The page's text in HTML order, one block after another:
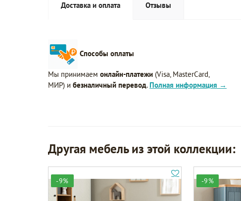
Доставка и оплата Отзывы
Способы оплаты
Мы принимаем онлайн-платежи (Visa, MasterCard,
МИР) и безналичный перевод. Полная информация →
Другая мебель из этой коллекции:
-9% -9%